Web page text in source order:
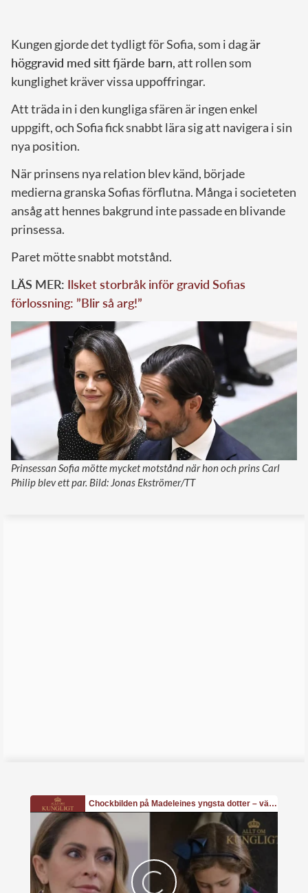
Kungen gjorde det tydligt för Sofia, som i dagär
höggravid med sitt fjärde barn, att rollen som
kunglighet kräver vissa uppoffringar.
Att träda in i den kungliga sfären är ingen enkel
uppgift, och Sofia fick snabbt lära sig att navigera i sin
nya position.
När prinsens nya relation blev känd, började
medierna granska Sofias förflutna. Många i societeten
ansåg att hennes bakgrund inte passade en blivande
prinsessa.
Paret mötte snabbt motstånd.
LÄS MER: Ilsket storbråk inför gravid Sofias
förlossning: ”Blir så arg!”
Prinsessan Sofia mötte mycket motstånd när hon och prins Carl
Philip blev ett par. Bild: Jonas Ekströmer/TT